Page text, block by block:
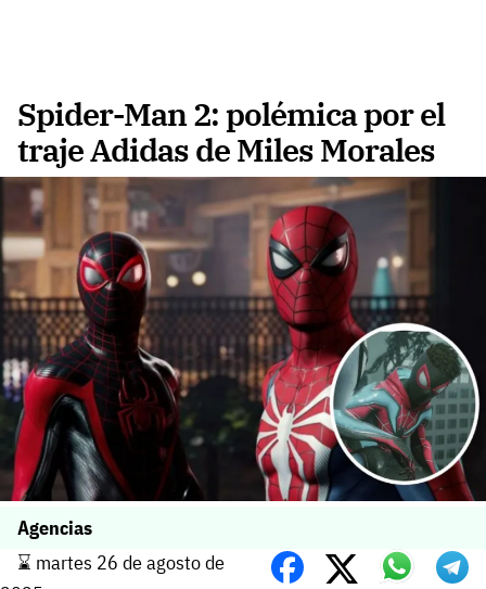
Spider-Man 2: polémica por el
traje Adidas de Miles Morales
Agencias
⌛️ martes 26 de agosto de